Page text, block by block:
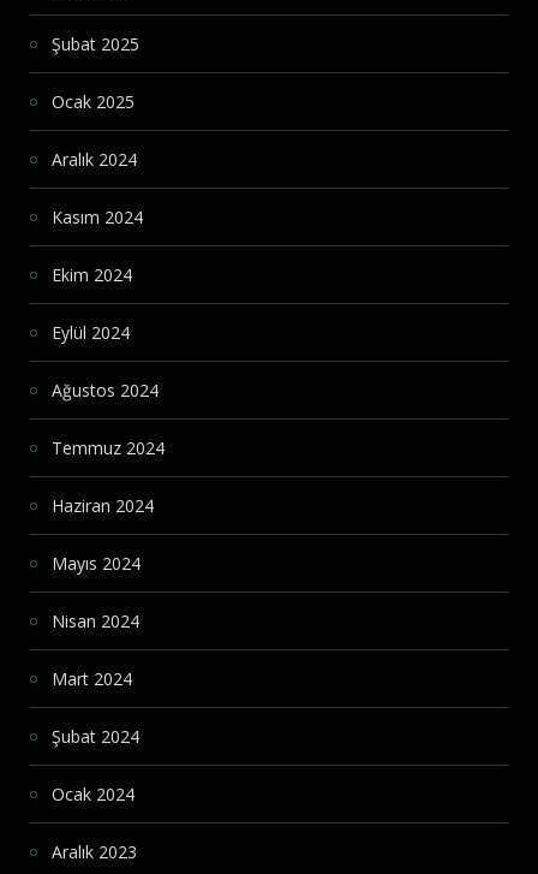
Şubat 2025
Ocak 2025
Aralık 2024
Kasım 2024
Ekim 2024
Eylül 2024
Ağustos 2024
Temmuz 2024
Haziran 2024
Mayıs 2024
Nisan 2024
Mart 2024
Şubat 2024
Ocak 2024
Aralık 2023